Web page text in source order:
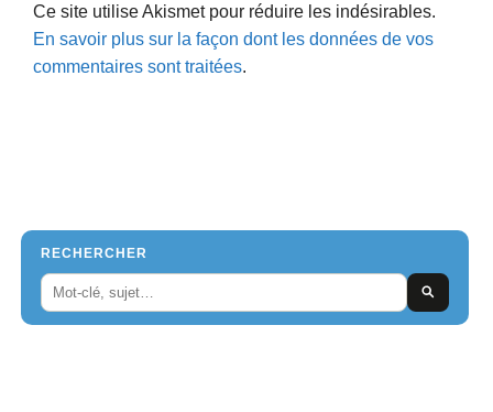
Ce site utilise Akismet pour réduire les indésirables.
En savoir plus sur la façon dont les données de vos
commentaires sont traitées.
RECHERCHER